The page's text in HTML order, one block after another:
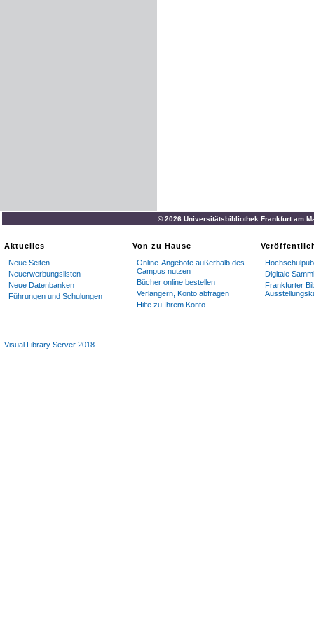
© 2026 Universitätsbibliothek Frankfurt am
Aktuelles
Neue Seiten
Neuerwerbungslisten
Neue Datenbanken
Führungen und Schulungen
Von zu Hause
Online-Angebote außerhalb des
Campus nutzen
Bücher online bestellen
Verlängern, Konto abfragen
Hilfe zu Ihrem Konto
Digitale
Frankfurter
Visual Library Server 2018